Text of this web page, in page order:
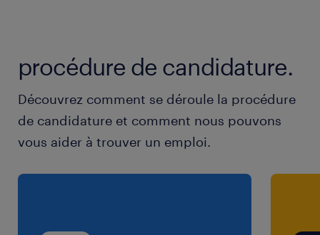
à Z et prendre des initiatives techniques.
Langues : Vous parlez couramment le
français. La maîtrise des langues du pays est
procédure de candidature.
Découvrez comment se déroule la procédure
de candidature et comment nous pouvons
vous aider à trouver un emploi.